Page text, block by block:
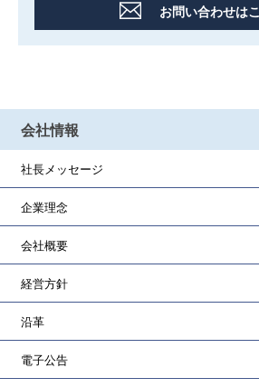
お問い合わせは
会社情報
社長メッセージ
企業理念
会社概要
経営方針
沿革
電子公告